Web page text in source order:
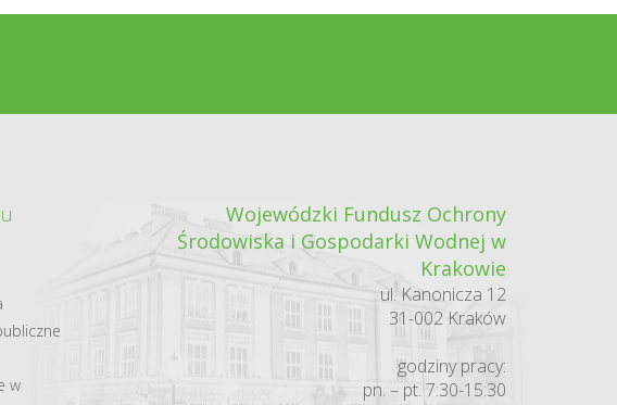
w
Wojewódzki Fundusz Ochrony
Środowiska i Gospodarki Wodnej w
Krakowie
ul. Kanonicza 12
31-002 Kraków
godziny pracy:
pn. – pt. 7:30-15:30